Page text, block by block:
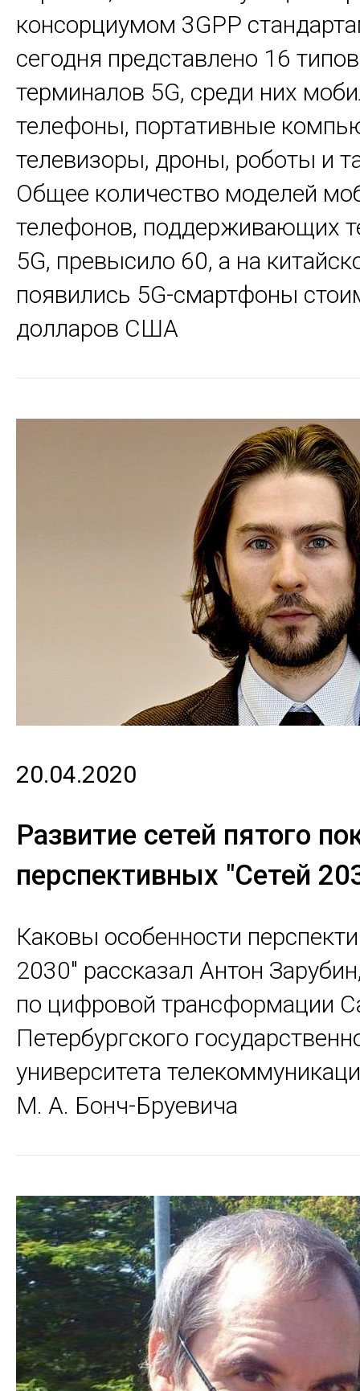
консорциумом 3GPP
сегодня представлено 16
терминалов 5G, среди них
телефоны, портативные
телевизоры, дроны, роботы и
Общее количество моделей
телефонов, поддерживающих
5G, превысило 60, а на
появились 5G-смартфоны
долларов США
20.04.2020
Развитие сетей пятого
перспективных "Сетей
Каковы особенности
2030" рассказал Антон
по цифровой трансформации
Петербургского
университета
М. А. Бонч-Бруевича